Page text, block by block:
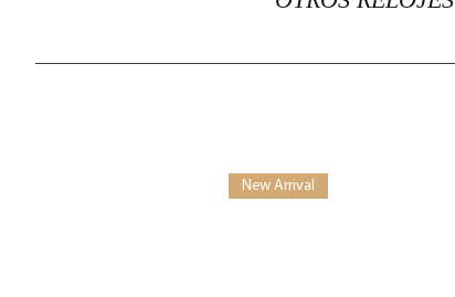
New Arrival